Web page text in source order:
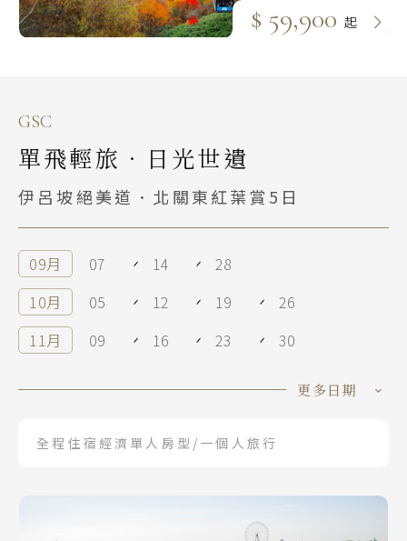
$ 59,900 起
GSC
單飛輕旅．日光世遺
伊呂坡絕美道．北關東紅葉賞5日
09月 07 14
28
10月
05 12 19
26
11月
09 16 23
30
更多日期
全程住宿經濟單人房型/一個人旅行